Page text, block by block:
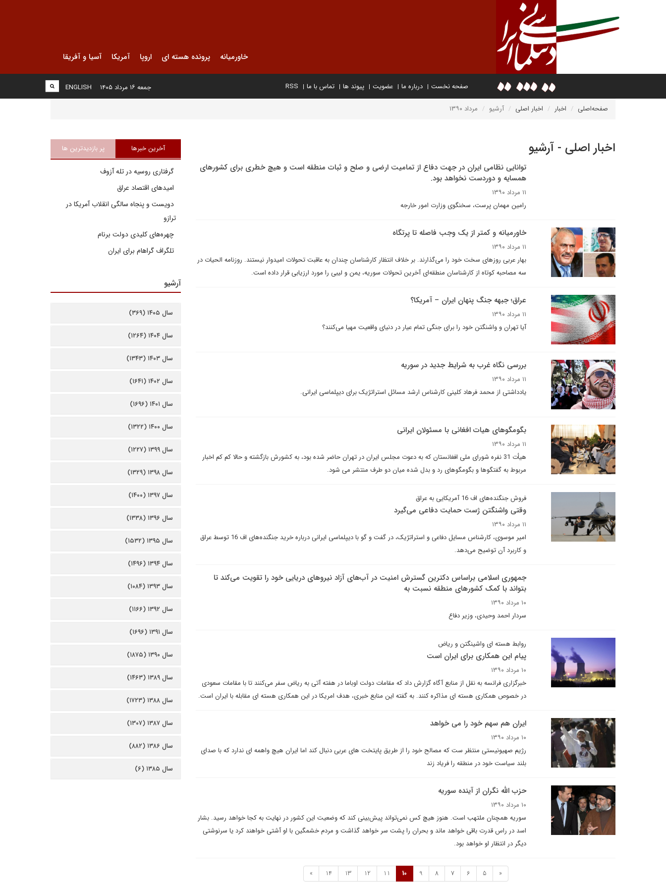
خاورمیانه پرونده هسته ای اروپا آمریکا آسیا و آفریقا
صفحه نخست درباره ما عضویت پیوند ها تماس با ما RSS
ENGLISH جمعه ۱۶ مرداد ۱۴۰۵
صفحه‌اصلی اخبار اخبار اصلی آرشیو مرداد ۱۳۹۰
اخبار اصلی - آرشیو
توانایی نظامی ایران در جهت دفاع از تمامیت ارضی و صلح و ثبات منطقه است و هیچ خطری برای کشورهای
همسایه و دوردست نخواهد بود.
۱۱ مرداد ۱۳۹۰
رامین مهمان پرست، سخنگوی وزارت امور خارجه
خاورمیانه و کمتر از یک وجب فاصله تا پرتگاه
۱۱ مرداد ۱۳۹۰
بهار عربی روزهای سخت خود را می‌گذارند. بر خلاف انتظار کارشناسان چندان به عاقبت تحولات امیدوار نیستند. روزنامه الحیات در
سه مصاحبه کوتاه از کارشناسان منطقه‌ای آخرین تحولات سوریه، یمن و لیبی را مورد ارزیابی قرار داده است.
عراق؛ جبهه جنگ پنهان ایران – آمریکا؟
۱۱ مرداد ۱۳۹۰
آیا تهران و واشنگتن خود را برای جنگی تمام عیار در دنیای واقعیت مهیا می‌کنند؟
بررسی نگاه غرب به شرایط جدید در سوریه
۱۱ مرداد ۱۳۹۰
یادداشتی از محمد فرهاد کلینی کارشناس ارشد مسائل استراتژیک برای دیپلماسی ایرانی.
بگومگوهای هیات افغانی با مسئولان ایرانی
۱۱ مرداد ۱۳۹۰
هیأت 31 نفره شورای ملی افغانستان که به دعوت مجلس ایران در تهران حاضر شده بود، به کشورش بازگشته و حالا کم کم اخبار
مربوط به گفتگوها و بگومگوهای رد و بدل شده میان دو طرف منتشر می شود.
فروش جنگنده‌های اف 16 آمریکایی به عراق
وقتی واشنگتن ژست حمایت دفاعی می‌گیرد
۱۱ مرداد ۱۳۹۰
امیر موسوی، کارشناس مسایل دفاعی و استراتژیک، در گفت و گو با دیپلماسی ایرانی درباره خرید جنگنده‌های اف 16 توسط عراق
و کاربرد آن توضیح می‌دهد.
جمهوری اسلامی براساس دکترین گسترش امنیت در آب‌های آزاد نیروهای دریایی خود را تقویت می‌کند تا
بتواند با کمک کشورهای منطقه نسبت به
۱۰ مرداد ۱۳۹۰
سردار احمد وحیدی، وزیر دفاع
روابط هسته ای واشینگتن و ریاض
پیام این همکاری برای ایران است
۱۰ مرداد ۱۳۹۰
خبرگزاری فرانسه به نقل از منابع آگاه گزارش داد که مقامات دولت اوباما در هفته آتی به ریاض سفر می‌کنند تا با مقامات سعودی
در خصوص همکاری هسته ای مذاکره کنند. به گفته این منابع خبری، هدف امریکا در این همکاری هسته ای مقابله با ایران است.
ایران هم سهم خود را می خواهد
۱۰ مرداد ۱۳۹۰
رژیم صهیونیستی منتظر ست که مصالح خود را از طریق پایتخت های عربی دنبال کند اما ایران هیچ واهمه ای ندارد که با صدای
بلند سیاست خود در منطقه را فریاد زند
حزب الله نگران از آینده سوریه
۱۰ مرداد ۱۳۹۰
سوریه همچنان ملتهب است. هنوز هیچ کس نمی‌تواند پیش‌بینی کند که وضعیت این کشور در نهایت به کجا خواهد رسید. بشار
اسد در راس قدرت باقی خواهد ماند و بحران را پشت سر خواهد گذاشت و مردم خشمگین با او آشتی خواهند کرد یا سرنوشتی
دیگر در انتظار او خواهد بود.
«
5
6
7
8
9
10
11
12
13
14
»
آخرین خبرها پر بازدیدترین ها
گرفتاری روسیه در تله آزوف
امیدهای اقتصاد عراق
دویست و پنجاه سالگی انقلاب آمریکا در
ترازو
چهره‌های کلیدی دولت برنام
تلگراف گراهام برای ایران
آرشیو
سال ۱۴۰۵ (۳۶۹)
سال ۱۴۰۴ (۱۲۶۴)
سال ۱۴۰۳ (۱۳۴۳)
سال ۱۴۰۲ (۱۶۴۱)
سال ۱۴۰۱ (۱۶۹۶)
سال ۱۴۰۰ (۱۳۲۲)
سال ۱۳۹۹ (۱۲۲۷)
سال ۱۳۹۸ (۱۳۲۹)
سال ۱۳۹۷ (۱۴۰۰)
سال ۱۳۹۶ (۱۳۳۸)
سال ۱۳۹۵ (۱۵۳۲)
سال ۱۳۹۴ (۱۴۹۶)
سال ۱۳۹۳ (۱۰۸۴)
سال ۱۳۹۲ (۱۱۶۶)
سال ۱۳۹۱ (۱۶۹۶)
سال ۱۳۹۰ (۱۸۷۵)
سال ۱۳۸۹ (۱۴۶۳)
سال ۱۳۸۸ (۱۷۲۳)
سال ۱۳۸۷ (۱۳۰۷)
سال ۱۳۸۶ (۸۸۲)
سال ۱۳۸۵ (۶)